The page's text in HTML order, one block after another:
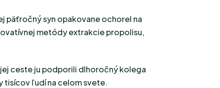
päťročný syn opakovane ochorel na
metódy extrakcie propolisu,
ceste ju podporili dlhoročný kolega
tisícov ľudí na celom svete.